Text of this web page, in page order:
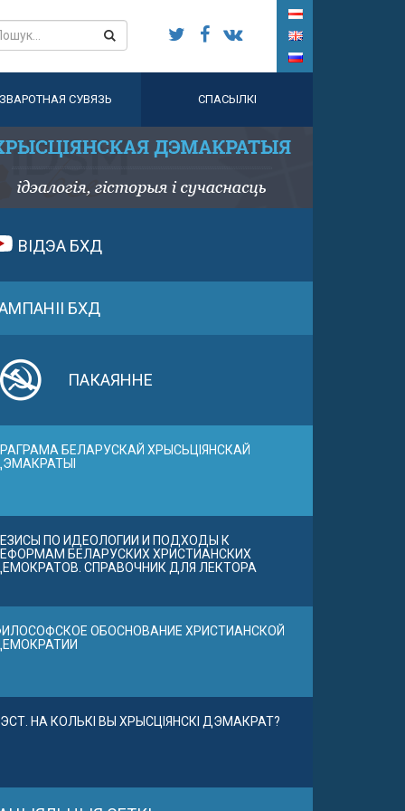
ЗВАРОТНАЯ СУВЯЗЬ СПАСЫЛКІ
ВІДЭА БХД
БХД
ПАКАЯННЕ
БЕЛАРУСКАЙ ХРЫСЬЦІЯНСКАЙ
ПО ИДЕОЛОГИИ И ПОДХОДЫ К
БЕЛАРУСКИХ ХРИСТИАНСКИХ
СПРАВОЧНИК ДЛЯ ЛЕКТОРА
ОБОСНОВАНИЕ ХРИСТИАНСКОЙ
НА КОЛЬКІ ВЫ ХРЫСЦІЯНСКІ ДЭМАКРАТ?